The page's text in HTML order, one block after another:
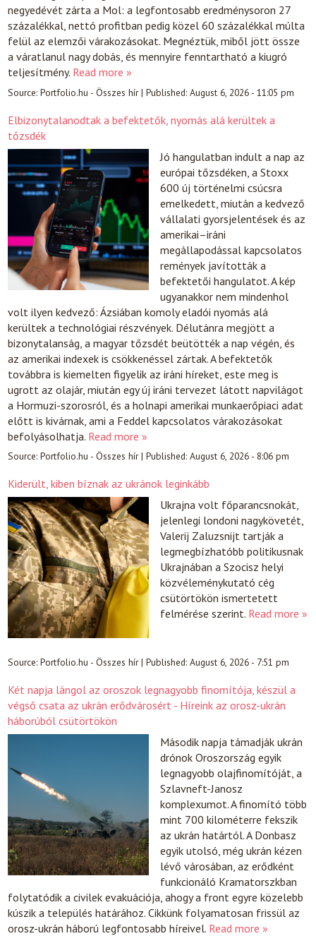
negyedévét zárta a Mol: a legfontosabb eredménysoron 27
százalékkal, nettó profitban pedig közel 60 százalékkal múlta
felül az elemzői várakozásokat. Megnéztük, miből jött össze
a váratlanul nagy dobás, és mennyire fenntartható a kiugró
teljesítmény. Read more »
Source:Portfolio.hu - Összes hír|Published:August 6, 2026 - 11:05 pm
Elbizonytalanodtak a befektetők, nyomás alá kerültek a
tőzsdék
Jó hangulatban indult a nap az
európai tőzsdéken, a Stoxx
600 új történelmi csúcsra
emelkedett, miután a kedvező
vállalati gyorsjelentések és az
amerikai–iráni
megállapodással kapcsolatos
remények javították a
befektetői hangulatot. A kép
ugyanakkor nem mindenhol
volt ilyen kedvező: Ázsiában komoly eladói nyomás alá
kerültek a technológiai részvények. Délutánra megjött a
bizonytalanság, a magyar tőzsdét beütötték a nap végén, és
az amerikai indexek is csökkenéssel zártak. A befektetők
továbbra is kiemelten figyelik az iráni híreket, este meg is
ugrott az olajár, miután egy új iráni tervezet látott napvilágot
a Hormuzi-szorosról, és a holnapi amerikai munkaerőpiaci adat
előtt is kivárnak, ami a Feddel kapcsolatos várakozásokat
befolyásolhatja. Read more »
Source:Portfolio.hu - Összes hír|Published:August 6, 2026 - 8:06 pm
Kiderült, kiben bíznak az ukránok leginkább
Ukrajna volt főparancsnokát,
jelenlegi londoni nagykövetét,
Valerij Zaluzsnijt tartják a
legmegbízhatóbb politikusnak
Ukrajnában a Szocisz helyi
közvéleménykutató cég
csütörtökön ismertetett
felmérése szerint. Read more »
Source:Portfolio.hu - Összes hír|Published:August 6, 2026 - 7:51 pm
Két napja lángol az oroszok legnagyobb finomítója, készül a
végső csata az ukrán erődvárosért - Híreink az orosz-ukrán
háborúból csütörtökön
Második napja támadják ukrán
drónok Oroszország egyik
legnagyobb olajfinomítóját, a
Szlavneft-Janosz
komplexumot. A finomító több
mint 700 kilométerre fekszik
az ukrán határtól. A Donbasz
egyik utolsó, még ukrán kézen
lévő városában, az erődként
funkcionáló Kramatorszkban
folytatódik a civilek evakuációja, ahogy a front egyre közelebb
kúszik a település határához. Cikkünk folyamatosan frissül az
orosz-ukrán háború legfontosabb híreivel. Read more »